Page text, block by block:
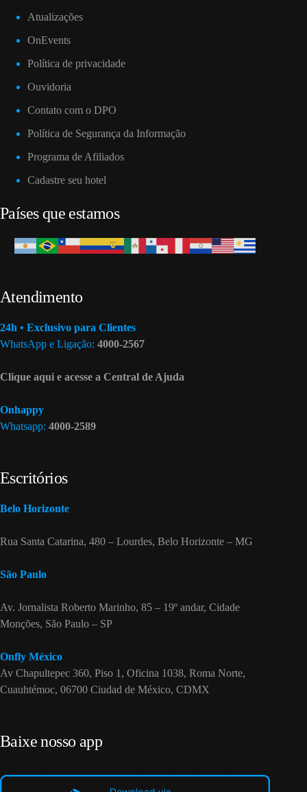
Atualizações
OnEvents
Política de privacidade
Ouvidoria
Contato com o DPO
Política de Segurança da Informação
Programa de Afiliados
Cadastre seu hotel
Países que estamos
Atendimento
24h • Exclusivo para Clientes
WhatsApp e Ligação: 4000-2567
Clique aqui e acesse a Central de Ajuda
Onhappy
Whatsapp: 4000-2589
Escritórios
Belo Horizonte
Rua Santa Catarina, 480 – Lourdes, Belo Horizonte – MG
São Paulo
Av. Jornalista Roberto Marinho, 85 – 19º andar, Cidade
Monções, São Paulo – SP
Onfly México
Av Chapultepec 360, Piso 1, Oficina 1038, Roma Norte,
Cuauhtémoc, 06700 Ciudad de México, CDMX
Baixe nosso app